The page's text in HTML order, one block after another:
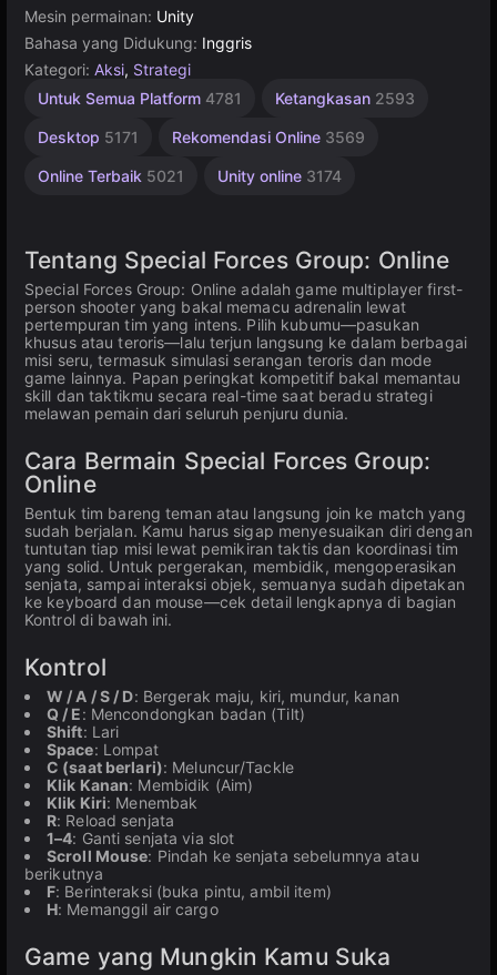
Mesin permainan: Unity
Bahasa yang Didukung: Inggris
Kategori: Aksi, Strategi
Untuk Semua Platform 4781 Ketangkasan 2593
Desktop 5171 Rekomendasi Online 3569
Online Terbaik 5021 Unity online 3174
Tentang Special Forces Group: Online
Special Forces Group: Online adalah game multiplayer first-
person shooter yang bakal memacu adrenalin lewat
pertempuran tim yang intens. Pilih kubumu—pasukan
khusus atau teroris—lalu terjun langsung ke dalam berbagai
misi seru, termasuk simulasi serangan teroris dan mode
game lainnya. Papan peringkat kompetitif bakal memantau
skill dan taktikmu secara real-time saat beradu strategi
melawan pemain dari seluruh penjuru dunia.
Cara Bermain Special Forces Group:
Online
Bentuk tim bareng teman atau langsung join ke match yang
sudah berjalan. Kamu harus sigap menyesuaikan diri dengan
tuntutan tiap misi lewat pemikiran taktis dan koordinasi tim
yang solid. Untuk pergerakan, membidik, mengoperasikan
senjata, sampai interaksi objek, semuanya sudah dipetakan
ke keyboard dan mouse—cek detail lengkapnya di bagian
Kontrol di bawah ini.
Kontrol
W / A / S / D: Bergerak maju, kiri, mundur, kanan
Q / E: Mencondongkan badan (Tilt)
Shift: Lari
Space: Lompat
C (saat berlari): Meluncur/Tackle
Klik Kanan: Membidik (Aim)
Klik Kiri: Menembak
R: Reload senjata
1–4: Ganti senjata via slot
Scroll Mouse: Pindah ke senjata sebelumnya atau
berikutnya
F: Berinteraksi (buka pintu, ambil item)
H: Memanggil air cargo
Game yang Mungkin Kamu Suka